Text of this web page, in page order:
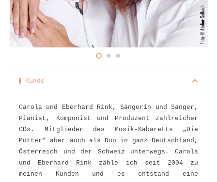
Kunde
Carola und Eberhard Rink, Sängerin und Sänger,
Pianist, Komponist und Produzent zahlreicher
CDs. Mitglieder des Musik-Kabaretts „Die
Mütter“ aber auch als Duo in ganz Deutschland,
Österreich und der Schweiz unterwegs. Carola
und Eberhard Rink zähle ich seit 2004 zu
meinen Kunden und es entstand eine